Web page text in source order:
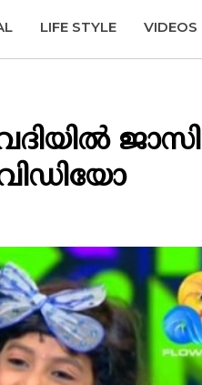
LIFE STYLE VIDEOS
ജാസി
വിഡിയോ